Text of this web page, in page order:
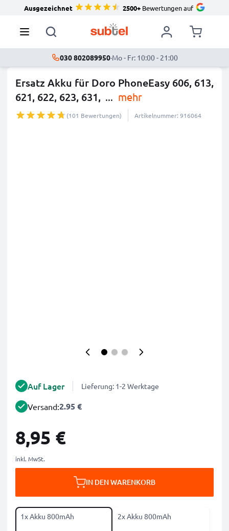
Ausgezeichnet 2500+Bewertungen auf
030 802089950·Mo - Fr: 10:00 - 21:00
Ersatz Akku für Doro PhoneEasy 606, 613,
621, 622, 623, 631, ... mehr
(101 Bewertungen) Artikelnummer: 916064
Auf Lager Lieferung: 1-2 Werktage
Versand:2.95 €
8,95 €
inkl. MwSt.
IN DEN WARENKORB
1x Akku 800mAh 2x Akku 800mAh